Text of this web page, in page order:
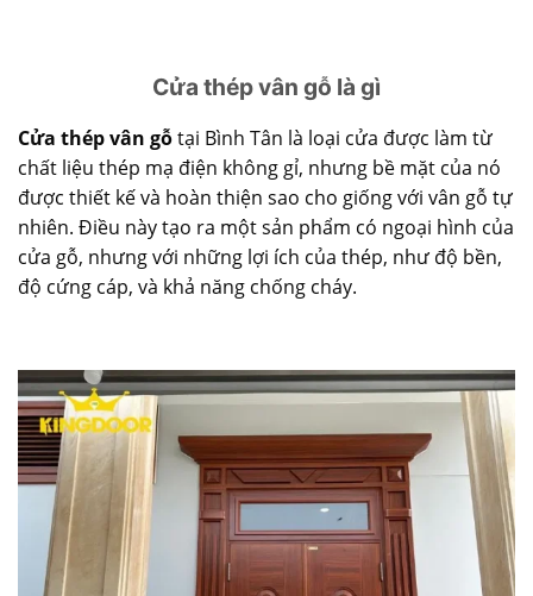
Cửa thép vân gỗ là gì
Cửa thép vân gỗtại Bình Tân là loại cửa được làm từ
chất liệu thép mạ điện không gỉ, nhưng bề mặt của nó
được thiết kế và hoàn thiện sao cho giống với vân gỗ tự
nhiên. Điều này tạo ra một sản phẩm có ngoại hình của
cửa gỗ, nhưng với những lợi ích của thép, như độ bền,
độ cứng cáp, và khả năng chống cháy.